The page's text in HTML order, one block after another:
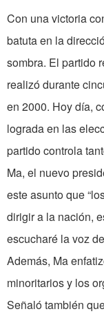
Con una victoria
batuta en la
sombra. El partido
realizó durante
en 2000. Hoy día,
lograda en las
partido controla
Ma, el nuevo
este asunto que
dirigir a la nación,
escucharé la voz
Además, Ma
minoritarios y los
Señaló también